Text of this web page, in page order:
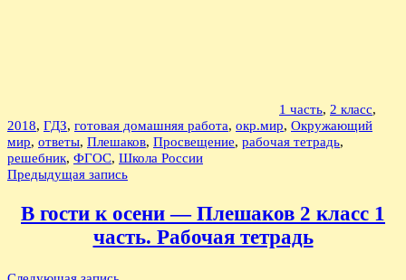
1 часть, 2 класс,
2018, ГДЗ, готовая домашняя работа, окр.мир, Окружающий
мир, ответы, Плешаков, Просвещение, рабочая тетрадь,
решебник, ФГОС, Школа России
Навигация
записям
Предыдущая запись
В гости к осени — Плешаков 2 класс 1
часть. Рабочая тетрадь